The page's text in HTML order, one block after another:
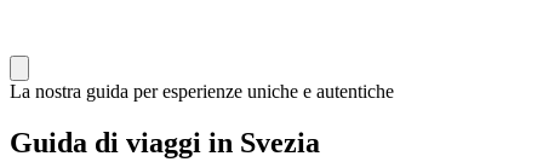
La nostra guida per esperienze uniche e autentiche
Guida di viaggi in Svezia